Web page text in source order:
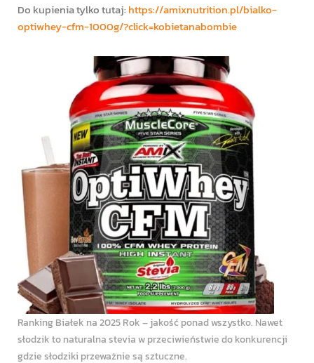
Do kupienia tylko tutaj: https://amixnutrition.pl/bialko-
optiwhey-cfm-1000g/?click=kobietanabombie
Ranking Białek na 2025 Rok – jakość ponad wszystko. Nawet
słodzik to naturalna stevia w przeciwieństwie do konkurencji
gdzie słodziki przeważnie są sztuczne.